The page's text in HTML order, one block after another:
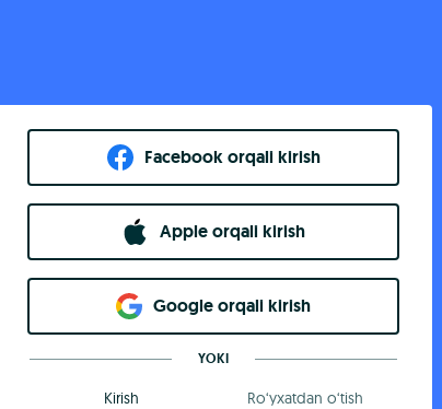
Facebook orqali kirish​
Apple orqali kirish
Goo​g​le orqali kirish
YOKI
Kirish Ro‘yxatdan o‘tish